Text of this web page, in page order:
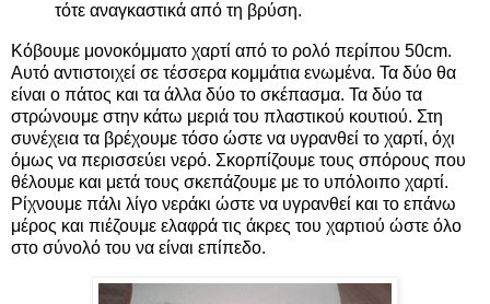
τότε αναγκαστικά από τη βρύση.
Κόβουμε μονοκόμματο χαρτί από το ρολό περίπου 50cm.
Αυτό αντιστοιχεί σε τέσσερα κομμάτια ενωμένα. Τα δύο θα
είναι ο πάτος και τα άλλα δύο το σκέπασμα. Τα δύο τα
στρώνουμε στην κάτω μεριά του πλαστικού κουτιού. Στη
συνέχεια τα βρέχουμε τόσο ώστε να υγρανθεί το χαρτί, όχι
όμως να περισσεύει νερό. Σκορπίζουμε τους σπόρους που
θέλουμε και μετά τους σκεπάζουμε με το υπόλοιπο χαρτί.
Ρίχνουμε πάλι λίγο νεράκι ώστε να υγρανθεί και το επάνω
μέρος και πιέζουμε ελαφρά τις άκρες του χαρτιού ώστε όλο
στο σύνολό του να είναι επίπεδο.